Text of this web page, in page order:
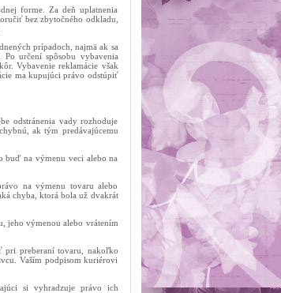
forme. Za deň uplatnenia
bez zbytočného odkladu,
prípadoch, najmä ak sa
určení spôsobu vybavenia
Vybavenie reklamácie však
ma kupujúci právo odstúpiť
odstránenia vady rozhoduje
ak tým predávajúcemu
buď na výmenu veci alebo na
na výmenu tovaru alebo
chyba, ktorá bola už dvakrát
jeho výmenou alebo vrátením
pri preberaní tovaru, nakoľko
Vaším podpisom kuriérovi
si vyhradzuje právo ich